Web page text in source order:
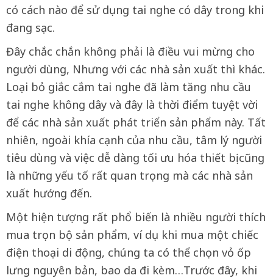
có cách nào để sử dụng tai nghe có dây trong khi
đang sạc.
Đây chắc chắn không phải là điều vui mừng cho
người dùng, Nhưng với các nhà sản xuất thì khác.
Loại bỏ giắc cắm tai nghe đã làm tăng nhu cầu
tai nghe không dây và đây là thời điểm tuyệt vời
để các nhà sản xuất phát triển sản phẩm này. Tất
nhiên, ngoài khía cạnh của nhu cầu, tâm lý người
tiêu dùng và việc dễ dàng tối ưu hóa thiết bị cũng
là những yếu tố rất quan trọng mà các nhà sản
xuất hướng đến.
Một hiện tượng rất phổ biến là nhiều người thích
mua trọn bộ sản phẩm, ví dụ khi mua một chiếc
điện thoại di động, chúng ta có thể chọn vỏ ốp
lưng nguyên bản, bao da đi kèm…Trước đây, khi